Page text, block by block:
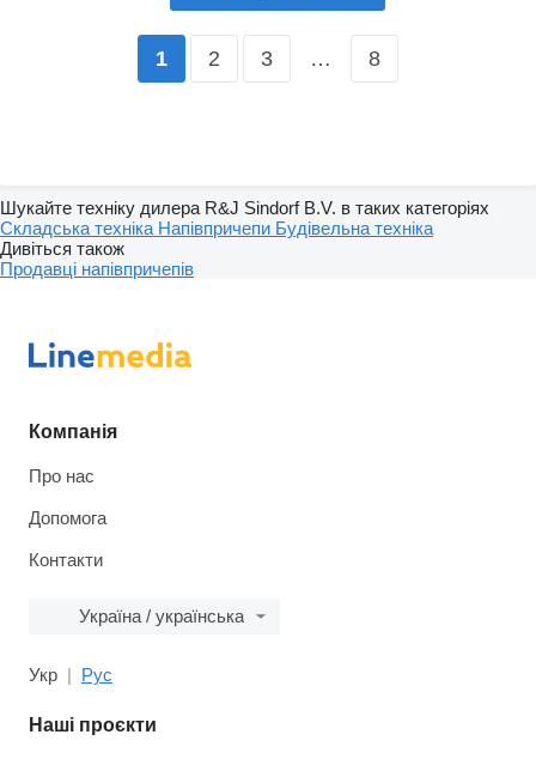
1 2 3 … 8
Шукайте техніку дилера R&J Sindorf B.V. в таких категоріях
Складська техніка Напівпричепи Будівельна техніка
Дивіться також
Продавці напівпричепів
Компанія
Про нас
Допомога
Контакти
Україна / українська
Укр Рус
Наші проєкти